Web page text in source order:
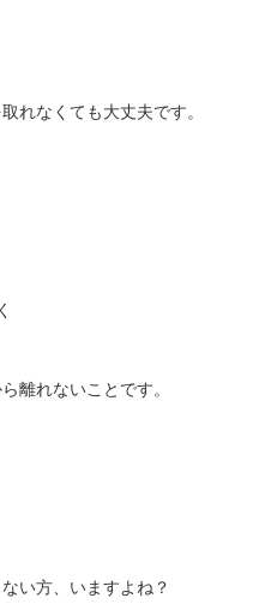
れなくても大丈夫です。
離れないことです。
い方、いますよね？